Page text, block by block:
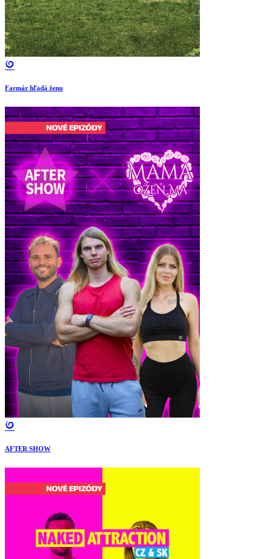
Farmár hľadá ženu
AFTER SHOW